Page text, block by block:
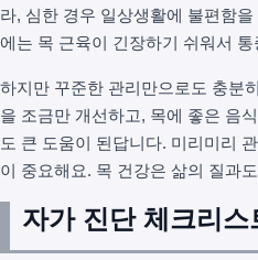
라, 심한 경우 일상생활에 불편함
에는 목 근육이 긴장하기 쉬워서
하지만 꾸준한 관리만으로도 충분
을 조금만 개선하고, 목에 좋은 음
도 큰 도움이 된답니다. 미리미리
이 중요해요. 목 건강은 삶의 질과
자가 진단 체크리스